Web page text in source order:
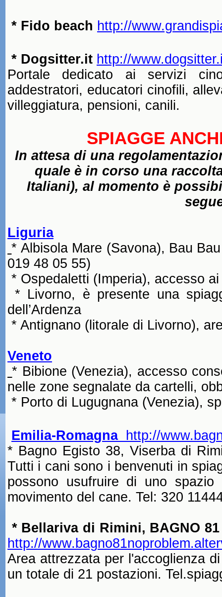
* Fido beach http://
* Dogsitter.it http://
Portale dedicato ai servizi
addestratori, educatori cinofili,
villeggiatura, pensioni, canili.
SPIAGGE
In attesa di una
quale è in corso una
Italiani), al momento è
Liguria
* Albisola Mare (Savona), Bau Bau
019 48 05 55)
* Ospedaletti (Imperia), accesso
* Livorno, è presente una
dell’Ardenza
* Antignano (litorale di Livorno),
Veneto
* Bibione (Venezia), accesso
nelle zone segnalate da cartelli,
* Porto di Lugugnana (Venezia),
Emilia-Romagna
http://
* Bagno Egisto 38, Viserba di
Tutti i cani sono i benvenuti in
possono usufruire di uno
movimento del cane. Tel: 320
* Bellariva di Rimini, BAGNO
http://
Area attrezzata per l'accoglienza
un totale di 21 postazioni. Tel.